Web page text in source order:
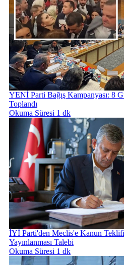
YENİ Parti Bağış Kampanyası: 8
Toplandı
Okuma Süresi 1 dk
İYİ Parti'den Meclis'e Kanun
Yayınlanması Talebi
Okuma Süresi 1 dk